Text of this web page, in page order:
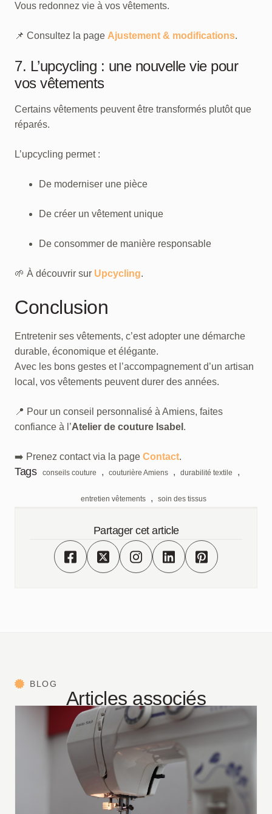
Vous redonnez vie à vos vêtements.
📌 Consultez la page Ajustement & modifications.
7. L’upcycling : une nouvelle vie pour
vos vêtements
Certains vêtements peuvent être transformés plutôt que
réparés.
L’upcycling permet :
De moderniser une pièce
De créer un vêtement unique
De consommer de manière responsable
🌱 À découvrir sur Upcycling.
Conclusion
Entretenir ses vêtements, c’est adopter une démarche
durable, économique et élégante.
Avec les bons gestes et l’accompagnement d’un artisan
local, vos vêtements peuvent durer des années.
📍 Pour un conseil personnalisé à Amiens, faites
confiance à l’Atelier de couture Isabel .
➡️ Prenez contact via la page Contact.
Tags conseils couture , couturière Amiens , durabilité textile ,
entretien vêtements , soin des tissus
Partager cet article
BLOG
Articles associés